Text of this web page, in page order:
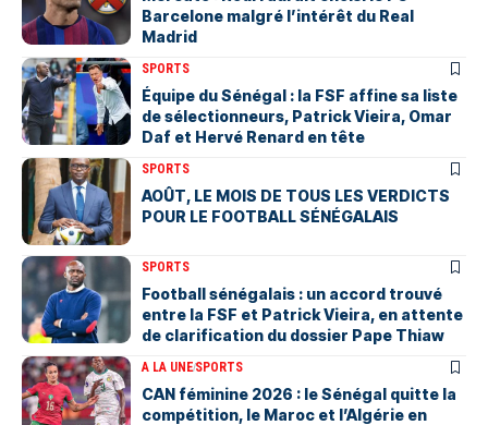
Barcelone malgré l’intérêt du Real
Madrid
SPORTS
Équipe du Sénégal : la FSF affine sa liste
de sélectionneurs, Patrick Vieira, Omar
Daf et Hervé Renard en tête
SPORTS
AOÛT, LE MOIS DE TOUS LES VERDICTS
POUR LE FOOTBALL SÉNÉGALAIS
SPORTS
Football sénégalais : un accord trouvé
entre la FSF et Patrick Vieira, en attente
de clarification du dossier Pape Thiaw
A LA UNESPORTS
‎CAN féminine 2026 : le Sénégal quitte la
compétition, le Maroc et l’Algérie en